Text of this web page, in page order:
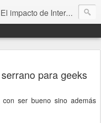
El impacto de Internet en la sociedad visto con mis propios ojos
para geeks
ser bueno sino además